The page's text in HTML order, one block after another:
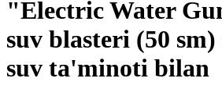
"Electric Water
suv blasteri (50
suv ta'minoti bilan